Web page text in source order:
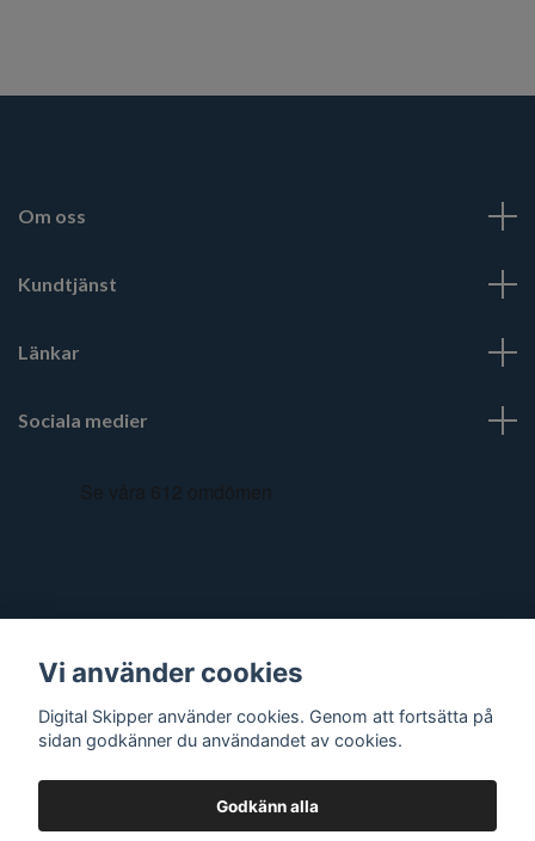
Om oss
Kundtjänst
Länkar
Sociala medier
Vi använder cookies
Digital Skipper använder cookies. Genom att fortsätta på
sidan godkänner du användandet av cookies.
Godkänn alla